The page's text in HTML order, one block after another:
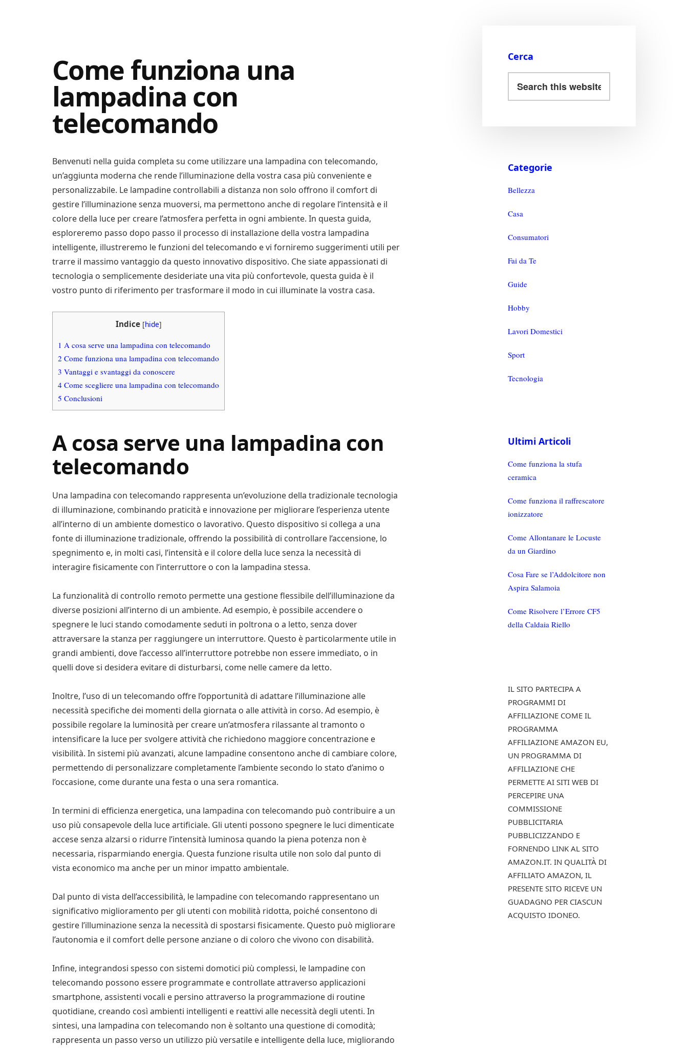
Come funziona una
lampadina con
telecomando
Benvenuti nella guida completa su come utilizzare una lampadina con telecomando,
un’aggiunta moderna che rende l’illuminazione della vostra casa più conveniente e
personalizzabile. Le lampadine controllabili a distanza non solo offrono il comfort di
gestire l’illuminazione senza muoversi, ma permettono anche di regolare l’intensità e il
colore della luce per creare l’atmosfera perfetta in ogni ambiente. In questa guida,
esploreremo passo dopo passo il processo di installazione della vostra lampadina
intelligente, illustreremo le funzioni del telecomando e vi forniremo suggerimenti utili per
trarre il massimo vantaggio da questo innovativo dispositivo. Che siate appassionati di
tecnologia o semplicemente desideriate una vita più confortevole, questa guida è il
vostro punto di riferimento per trasformare il modo in cui illuminate la vostra casa.
Indice [hide]
1 A cosa serve una lampadina con telecomando
2 Come funziona una lampadina con telecomando
3 Vantaggi e svantaggi da conoscere
4 Come scegliere una lampadina con telecomando
5 Conclusioni
A cosa serve una lampadina con
telecomando
Una lampadina con telecomando rappresenta un’evoluzione della tradizionale tecnologia
di illuminazione, combinando praticità e innovazione per migliorare l’esperienza utente
all’interno di un ambiente domestico o lavorativo. Questo dispositivo si collega a una
fonte di illuminazione tradizionale, offrendo la possibilità di controllare l’accensione, lo
spegnimento e, in molti casi, l’intensità e il colore della luce senza la necessità di
interagire fisicamente con l’interruttore o con la lampadina stessa.
La funzionalità di controllo remoto permette una gestione flessibile dell’illuminazione da
diverse posizioni all’interno di un ambiente. Ad esempio, è possibile accendere o
spegnere le luci stando comodamente seduti in poltrona o a letto, senza dover
attraversare la stanza per raggiungere un interruttore. Questo è particolarmente utile in
grandi ambienti, dove l’accesso all’interruttore potrebbe non essere immediato, o in
quelli dove si desidera evitare di disturbarsi, come nelle camere da letto.
Inoltre, l’uso di un telecomando offre l’opportunità di adattare l’illuminazione alle
necessità specifiche dei momenti della giornata o alle attività in corso. Ad esempio, è
possibile regolare la luminosità per creare un’atmosfera rilassante al tramonto o
intensificare la luce per svolgere attività che richiedono maggiore concentrazione e
visibilità. In sistemi più avanzati, alcune lampadine consentono anche di cambiare colore,
permettendo di personalizzare completamente l’ambiente secondo lo stato d’animo o
l’occasione, come durante una festa o una sera romantica.
In termini di efficienza energetica, una lampadina con telecomando può contribuire a un
uso più consapevole della luce artificiale. Gli utenti possono spegnere le luci dimenticate
accese senza alzarsi o ridurre l’intensità luminosa quando la piena potenza non è
necessaria, risparmiando energia. Questa funzione risulta utile non solo dal punto di
vista economico ma anche per un minor impatto ambientale.
Dal punto di vista dell’accessibilità, le lampadine con telecomando rappresentano un
significativo miglioramento per gli utenti con mobilità ridotta, poiché consentono di
gestire l’illuminazione senza la necessità di spostarsi fisicamente. Questo può migliorare
l’autonomia e il comfort delle persone anziane o di coloro che vivono con disabilità.
Infine, integrandosi spesso con sistemi domotici più complessi, le lampadine con
telecomando possono essere programmate e controllate attraverso applicazioni
smartphone, assistenti vocali e persino attraverso la programmazione di routine
quotidiane, creando così ambienti intelligenti e reattivi alle necessità degli utenti. In
sintesi, una lampadina con telecomando non è soltanto una questione di comodità;
rappresenta un passo verso un utilizzo più versatile e intelligente della luce, migliorando
Cerca
Categorie
Bellezza
Casa
Consumatori
Fai da Te
Guide
Hobby
Lavori Domestici
Sport
Tecnologia
Ultimi Articoli
Come funziona la stufa
ceramica
Come funziona il raffrescatore
ionizzatore
Come Allontanare le Locuste
da un Giardino
Cosa Fare se l’Addolcitore non
Aspira Salamoia
Come Risolvere l’Errore CF5
della Caldaia Riello
IL SITO PARTECIPA A
PROGRAMMI DI
AFFILIAZIONE COME IL
PROGRAMMA
AFFILIAZIONE AMAZON EU,
UN PROGRAMMA DI
AFFILIAZIONE CHE
PERMETTE AI SITI WEB DI
PERCEPIRE UNA
COMMISSIONE
PUBBLICITARIA
PUBBLICIZZANDO E
FORNENDO LINK AL SITO
AMAZON.IT. IN QUALITÀ DI
AFFILIATO AMAZON, IL
PRESENTE SITO RICEVE UN
GUADAGNO PER CIASCUN
ACQUISTO IDONEO.